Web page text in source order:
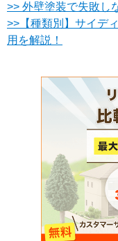
>> 外壁塗装で失敗し
>>【種類別】サイデ
用を解説！